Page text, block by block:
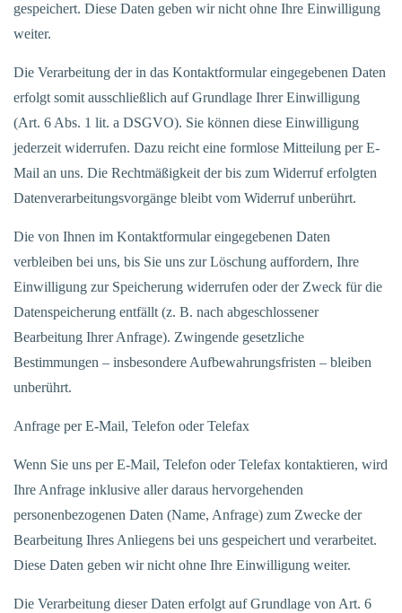
gespeichert. Diese Daten geben wir nicht ohne Ihre Einwilligung
weiter.
Die Verarbeitung der in das Kontaktformular eingegebenen Daten
erfolgt somit ausschließlich auf Grundlage Ihrer Einwilligung
(Art. 6 Abs. 1 lit. a DSGVO). Sie können diese Einwilligung
jederzeit widerrufen. Dazu reicht eine formlose Mitteilung per E-
Mail an uns. Die Rechtmäßigkeit der bis zum Widerruf erfolgten
Datenverarbeitungsvorgänge bleibt vom Widerruf unberührt.
Die von Ihnen im Kontaktformular eingegebenen Daten
verbleiben bei uns, bis Sie uns zur Löschung auffordern, Ihre
Einwilligung zur Speicherung widerrufen oder der Zweck für die
Datenspeicherung entfällt (z. B. nach abgeschlossener
Bearbeitung Ihrer Anfrage). Zwingende gesetzliche
Bestimmungen – insbesondere Aufbewahrungsfristen – bleiben
unberührt.
Anfrage per E-Mail, Telefon oder Telefax
Wenn Sie uns per E-Mail, Telefon oder Telefax kontaktieren, wird
Ihre Anfrage inklusive aller daraus hervorgehenden
personenbezogenen Daten (Name, Anfrage) zum Zwecke der
Bearbeitung Ihres Anliegens bei uns gespeichert und verarbeitet.
Diese Daten geben wir nicht ohne Ihre Einwilligung weiter.
Die Verarbeitung dieser Daten erfolgt auf Grundlage von Art. 6